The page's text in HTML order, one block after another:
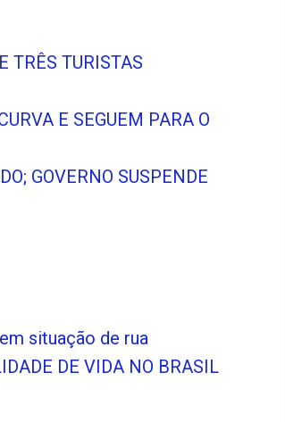
TRÊS TURISTAS
E SEGUEM PARA O
GOVERNO SUSPENDE
situação de rua
DE VIDA NO BRASIL